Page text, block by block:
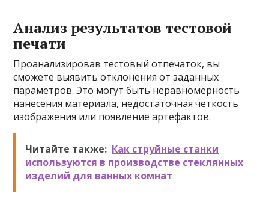
Анализ результатов тестовой
печати
Проанализировав тестовый отпечаток, вы
сможете выявить отклонения от заданных
параметров. Это могут быть неравномерность
нанесения материала, недостаточная четкость
изображения или появление артефактов.
Читайте также: Как струйные станки
используются в производстве стеклянных
изделий для ванных комнат